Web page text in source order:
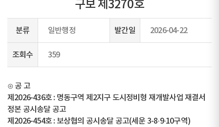
구보 제3270호
분류 일반행정 발간일 2026-04-22
조회수 359
⊙ 공 고
제2026-436호 : 명동구역 제2지구 도시정비형 재개발사업 재결서
정본 공시송달 공고
제2026-454호 : 보상협의 공시송달 공고(세운 3-8·9·10구역)